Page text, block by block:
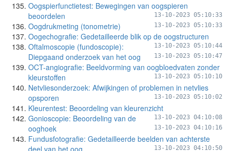
Oogspierfunctietest: Bewegingen van oogspieren
beoordelen
13-10-2023 05:10:33
Oogdrukmeting (tonometrie) 13-10-2023 05:10:33
Oogechografie: Gedetailleerde blik op de oogstructuren
13-10-2023 05:10:44
Oftalmoscopie (fundoscopie):
Diepgaand onderzoek van het oog
13-10-2023 05:10:47
OCT-angiografie: Beeldvorming van oogbloedvaten zonder
kleurstoffen
13-10-2023 05:10:10
Netvliesonderzoek: Afwijkingen of problemen in netvlies
opsporen
13-10-2023 05:10:02
Kleurentest: Beoordeling van kleurenzicht
13-10-2023 04:10:08
Gonioscopie: Beoordeling van de
ooghoek
13-10-2023 04:10:16
Fundusfotografie: Gedetailleerde beelden van achterste
deel van het oog
13-10-2023 04:10:50